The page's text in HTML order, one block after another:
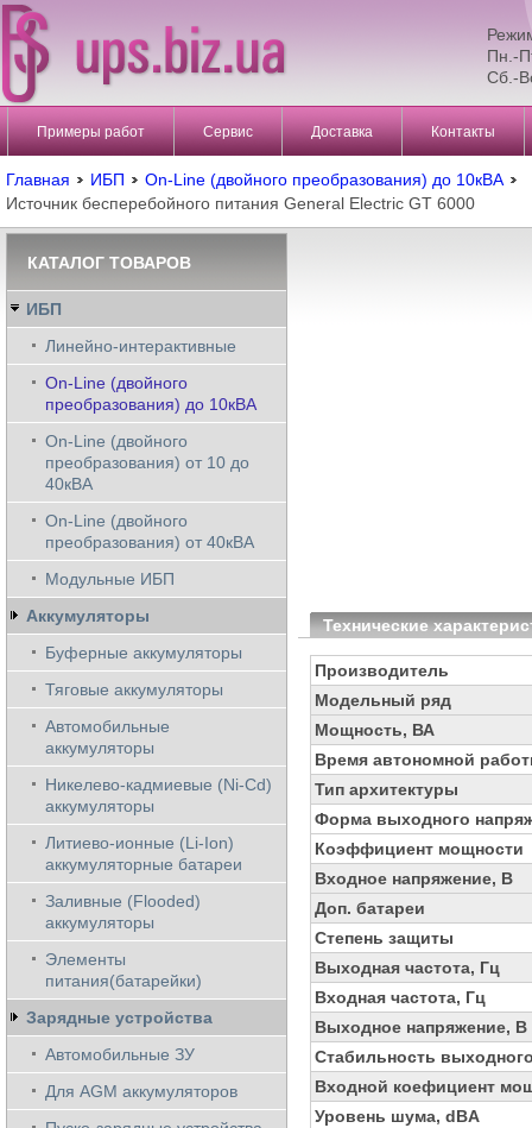
Пн.-
Сб.-
Примеры работ Сервис Доставка Контакты
Главная ИБП
On-Line (двойного преобразования) до 10кВА
Источник бесперебойного питания General Electric GT 6000
Технические
Производитель
Модельный ряд
Мощность, ВА
Время автономной
Тип архитектуры
Форма выходного
Коэффициент мощности
Входное напряжение, В
Доп. батареи
Степень защиты
Выходная частота, Гц
Входная частота, Гц
Выходное напряжение, В
Стабильность
Входной коефициент
Уровень шума, dBA
КАТАЛОГ ТОВАРОВ
ИБП
Линейно-интерактивные
On-Line (двойного
преобразования) до 10кВА
On-Line (двойного
преобразования) от 10 до
40кВА
On-Line (двойного
преобразования) от 40кВА
Модульные ИБП
Аккумуляторы
Буферные аккумуляторы
Тяговые аккумуляторы
Автомобильные
аккумуляторы
Никелево-кадмиевые (Ni-Cd)
аккумуляторы
Литиево-ионные (Li-Ion)
аккумуляторные батареи
Заливные (Flooded)
аккумуляторы
Элементы
питания(батарейки)
Зарядные устройства
Автомобильные ЗУ
Для AGM аккумуляторов